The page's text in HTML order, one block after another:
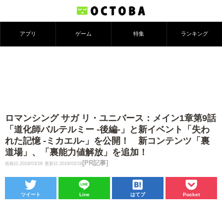
アプリ ゲーム 特集 ランキング
ロマンシング サガ リ・ユニバース：メイン1章第9話
「道化師バルテルミー -後編-」と新イベント「失わ
れた記憶 -ミカエル-」を公開！ 新コンテンツ「裏
道場」、「裏能力値解放」を追加！
投稿日:2019/03/28 更新日:2019/03/28 [PR記事]
ツイート Line はてブ Pocket